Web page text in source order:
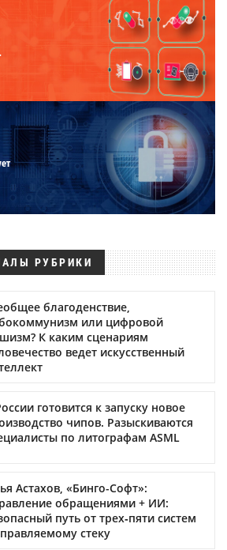
РУБРИКИ
благоденствие,
или цифровой
К каким сценариям
ведет искусственный
готовится к запуску новое
чипов. Разыскиваются
по литографам ASML
Астахов, «Бинго-Софт»:
обращениями + ИИ:
путь от трех‑пяти систем
стеку